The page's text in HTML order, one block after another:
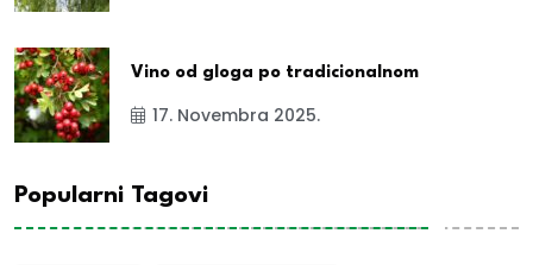
Vino od gloga po tradicionalnom
17. Novembra 2025.
Popularni Tagovi